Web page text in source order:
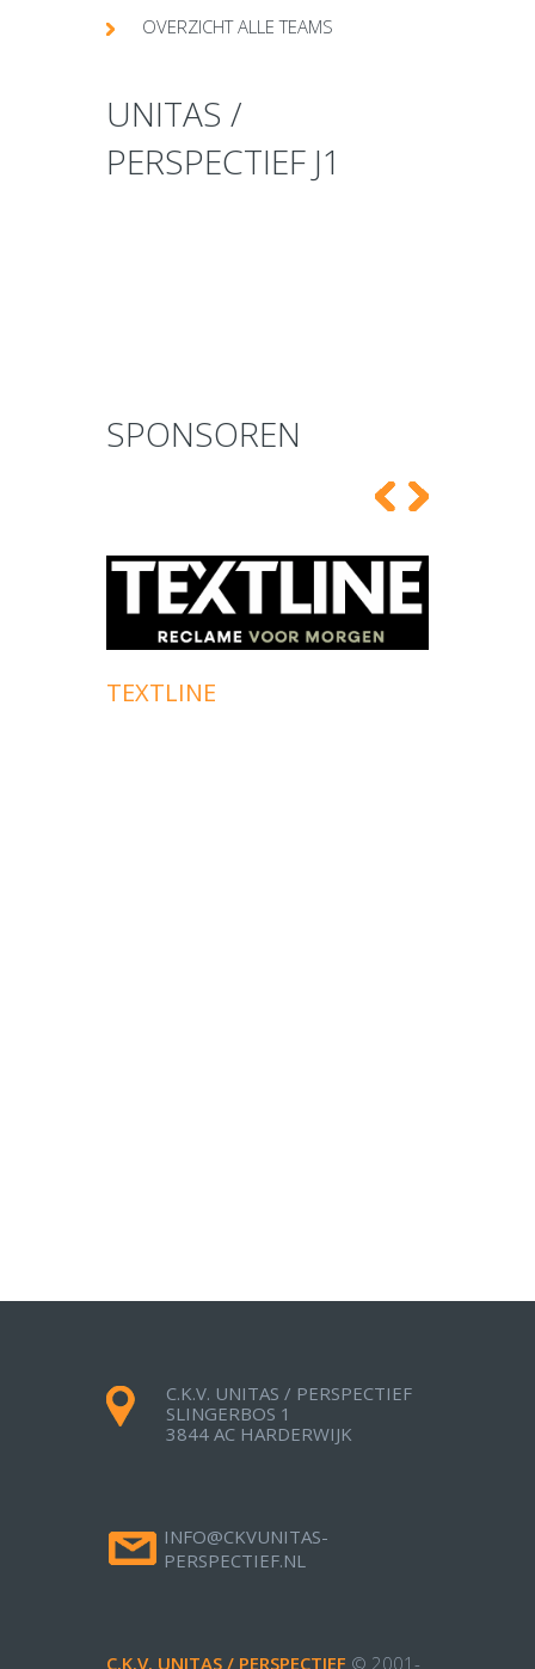
OVERZICHT ALLE TEAMS
UNITAS /
PERSPECTIEF J1
SPONSOREN
TEXTLINE
C.K.V. UNITAS / PERSPECTIEF
SLINGERBOS 1
3844 AC HARDERWIJK
INFO@CKVUNITAS-
PERSPECTIEF.NL
C.K.V. UNITAS / PERSPECTIEF © 2001-